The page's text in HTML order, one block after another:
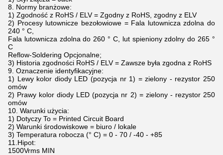
8. Normy branżowe:
1) Zgodność z RoHS / ELV = Zgodny z RoHS, zgodny z ELV
2) Procesy lutownicze bezołowiowe = Fala lutownicza zdolna do
240 ° C,
Fala lutownicza zdolna do 260 ° C, lut spieniony zdolny do 265 °
C
Reflow-Soldering Opcjonalne;
3) Historia zgodności RoHS / ELV = Zawsze była zgodna z RoHS
9. Oznaczenie identyfikacyjne:
1) Lewy kolor diody LED (pozycja nr 1) = zielony - rezystor 250
omów
2) Prawy kolor diody LED (pozycja nr 2) = zielony - rezystor 250
omów
10. Warunki użycia:
1) Dotyczy To = Printed Circuit Board
2) Warunki środowiskowe = biuro / lokale
3) Temperatura robocza (° C) = 0 - 70 / -40 - +85
11.Hipot:
1500Vrms MIN